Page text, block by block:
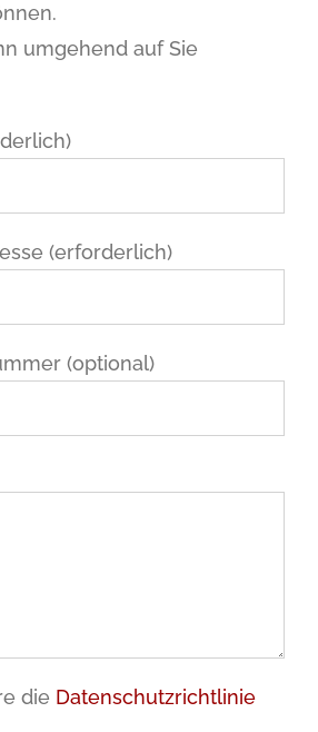
umgehend auf Sie
(erforderlich)
(optional)
die Datenschutzrichtlinie